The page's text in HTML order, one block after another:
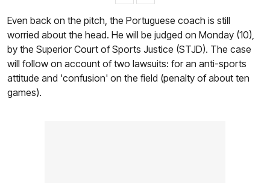
Even back on the pitch, the Portuguese coach is still
worried about the head. He will be judged on Monday (10),
by the Superior Court of Sports Justice (STJD). The case
will follow on account of two lawsuits: for an anti-sports
attitude and 'confusion' on the field (penalty of about ten
games).